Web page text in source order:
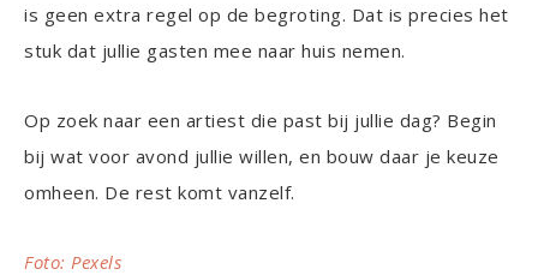
is geen extra regel op de begroting. Dat is precies het
stuk dat jullie gasten mee naar huis nemen.
Op zoek naar een artiest die past bij jullie dag? Begin
bij wat voor avond jullie willen, en bouw daar je keuze
omheen. De rest komt vanzelf.
Foto: Pexels